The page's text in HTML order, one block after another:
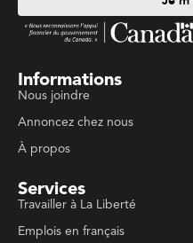
Informations
Nous joindre
Annoncez chez nous
À propos
Services
Travailler à La Liberté
Emplois en français